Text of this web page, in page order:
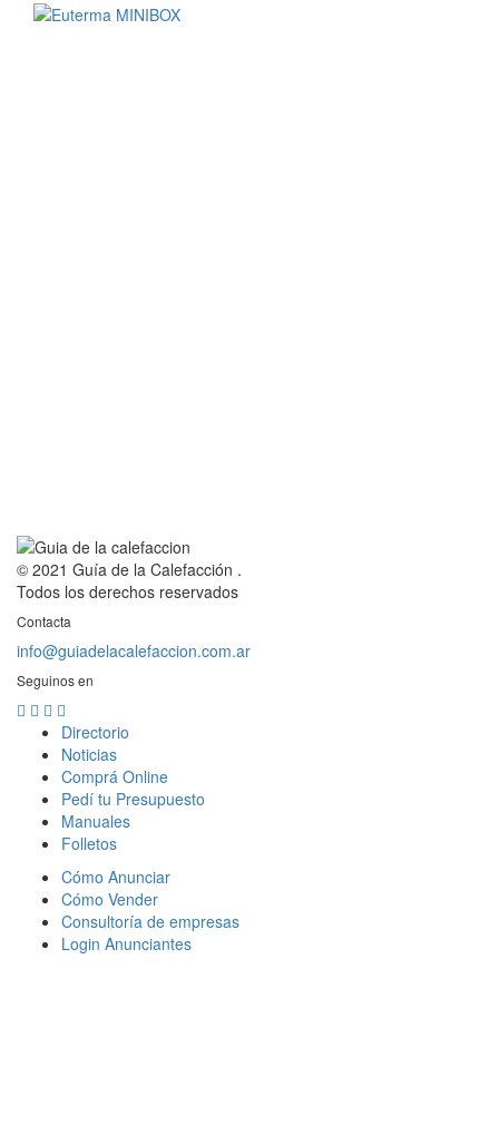
© 2021 Guía de la Calefacción .
Todos los derechos reservados
Contacta
info@guiadelacalefaccion.com.ar
Seguinos en
Directorio
Noticias
Comprá Online
Pedí tu Presupuesto
Manuales
Folletos
Cómo Anunciar
Cómo Vender
Consultoría de empresas
Login Anunciantes